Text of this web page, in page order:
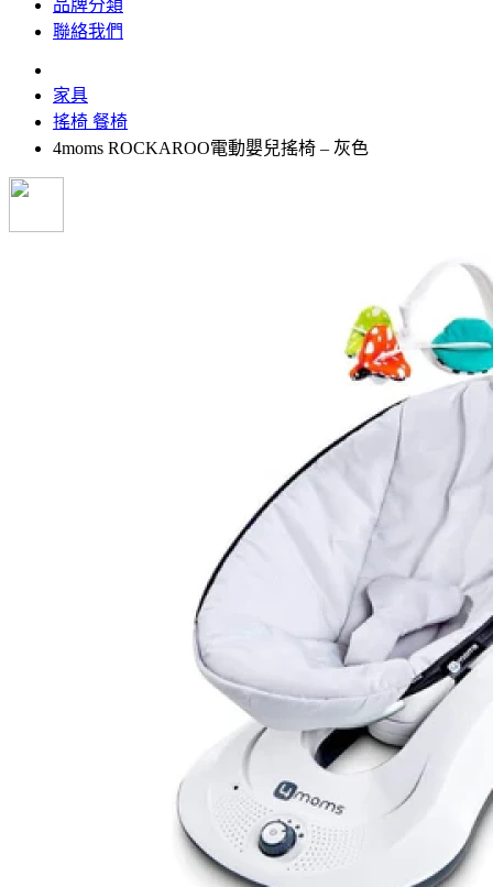
品牌分類
聯絡我們
家具
搖椅 餐椅
4moms ROCKAROO電動嬰兒搖椅 – 灰色